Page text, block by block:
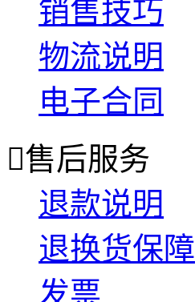
销售技巧
物流说明
电子合同
售后服务
退款说明
退换货保障
发票